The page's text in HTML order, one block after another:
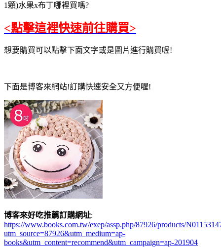
1顆)水果x布丁哪裡買嗎?
<點擊這裡快速前往購買>
想要購買可以點擊下面文字或是圖片進行購買喔!
下面是博客來網站!訂購快速安全又方便喔!
博客來好吃推薦訂購網址:
https://www.books.com.tw/exep/assp.php/87926/products/
utm_source=87926&utm_medium=ap-
books&utm_content=recommend&utm_campaign=ap-201904